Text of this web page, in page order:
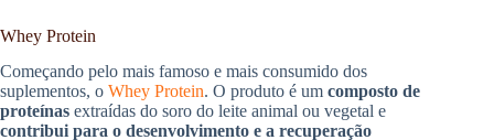
Whey Protein
Começando pelo mais famoso e mais consumido dos
suplementos, o Whey Protein. O produto é um composto de
proteínas extraídas do soro do leite animal ou vegetal e
contribui para o desenvolvimento e a recuperação